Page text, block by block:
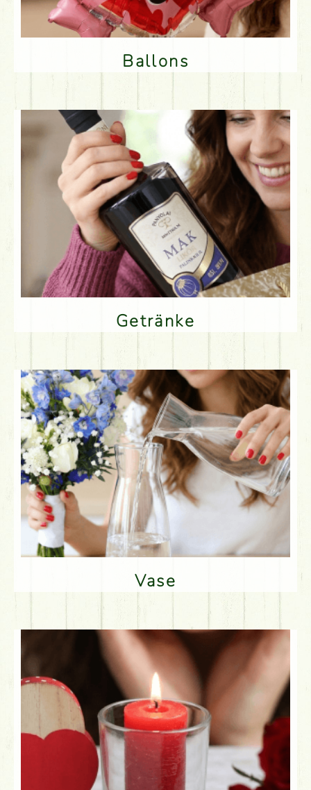
Ballons
Getränke
Vase